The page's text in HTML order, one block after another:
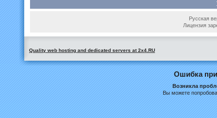
Русская
Лицензия
Quality web hosting and dedicated servers at 2x4.RU
Ошибка при
Возникла
Вы можете